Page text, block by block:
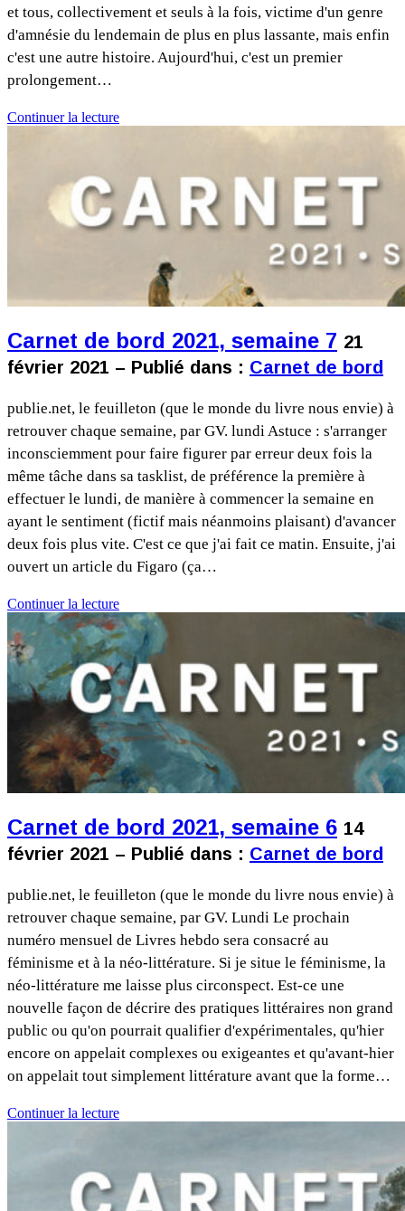
et tous, collectivement et seuls à la fois, victime d'un genre
d'amnésie du lendemain de plus en plus lassante, mais enfin
c'est une autre histoire. Aujourd'hui, c'est un premier
prolongement…
Continuer la lecture
Carnet de bord 2021, semaine 7 21
février 2021 – Publié dans : Carnet de bord
publie.net, le feuilleton (que le monde du livre nous envie) à
retrouver chaque semaine, par GV. lundi Astuce : s'arranger
inconsciemment pour faire figurer par erreur deux fois la
même tâche dans sa tasklist, de préférence la première à
effectuer le lundi, de manière à commencer la semaine en
ayant le sentiment (fictif mais néanmoins plaisant) d'avancer
deux fois plus vite. C'est ce que j'ai fait ce matin. Ensuite, j'ai
ouvert un article du Figaro (ça…
Continuer la lecture
Carnet de bord 2021, semaine 6 14
février 2021 – Publié dans : Carnet de bord
publie.net, le feuilleton (que le monde du livre nous envie) à
retrouver chaque semaine, par GV. Lundi Le prochain
numéro mensuel de Livres hebdo sera consacré au
féminisme et à la néo-littérature. Si je situe le féminisme, la
néo-littérature me laisse plus circonspect. Est-ce une
nouvelle façon de décrire des pratiques littéraires non grand
public ou qu'on pourrait qualifier d'expérimentales, qu'hier
encore on appelait complexes ou exigeantes et qu'avant-hier
on appelait tout simplement littérature avant que la forme…
Continuer la lecture